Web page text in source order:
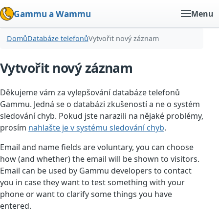
Gammu a Wammu Menu
DomůDatabáze telefonůVytvořit nový záznam
Vytvořit nový záznam
Děkujeme vám za vylepšování databáze telefonů
Gammu. Jedná se o databázi zkušeností a ne o systém
sledování chyb. Pokud jste narazili na nějaké problémy,
prosím nahlašte je v systému sledování chyb.
Email and name fields are voluntary, you can choose
how (and whether) the email will be shown to visitors.
Email can be used by Gammu developers to contact
you in case they want to test something with your
phone or want to clarify some things you have
entered.